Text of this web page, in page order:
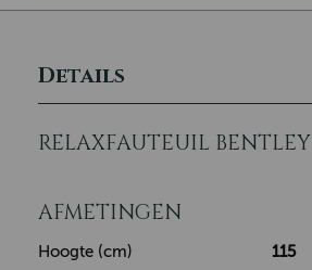
Details
RELAXFAUTEUIL BENTLEY
AFMETINGEN
Hoogte (cm)
115